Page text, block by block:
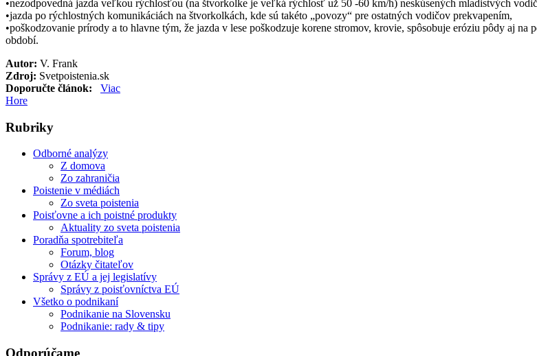
•nezodpovedná jazda veľkou rýchlosťou (na štvorkolke je veľká rýchlosť už 50 -60 km/h) neskúsených mladistvých
•jazda po rýchlostných komunikáciách na štvorkolkách, kde sú takéto „povozy“ pre ostatných vodičov prekvapením,
•poškodzovanie prírody a to hlavne tým, že jazda v lese poškodzuje korene stromov, krovie, spôsobuje eróziu pôdy aj
období.
Autor: V. Frank
Zdroj: Svetpoistenia.sk
Doporučte článok: Viac
Hore
Rubriky
Odborné analýzy
Z domova
Zo zahraničia
Poistenie v médiách
Zo sveta poistenia
Poisťovne a ich poistné produkty
Aktuality zo sveta poistenia
Poradňa spotrebiteľa
Forum, blog
Otázky čitateľov
Správy z EÚ a jej legislatívy
Správy z poisťovníctva EÚ
Všetko o podnikaní
Podnikanie na Slovensku
Podnikanie: rady & tipy
Odporúčame